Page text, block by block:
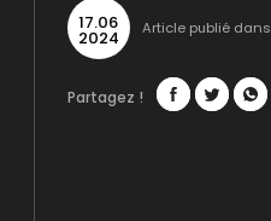
17.06
2024 Article publié dans
Partagez !